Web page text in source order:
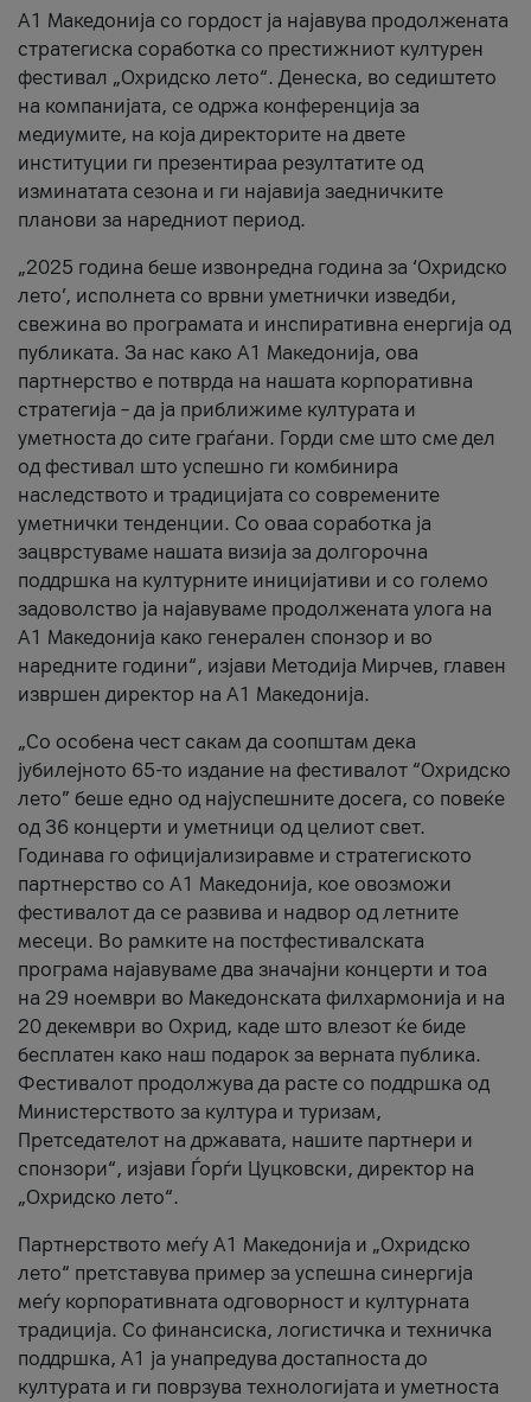
A1 Македонија со гордост ја најавува продолжената
стратегиска соработка со престижниот културен
фестивал „Охридско лето“. Денеска, во седиштето
на компанијата, се одржа конференција за
медиумите, на која директорите на двете
институции ги презентираа резултатите од
изминатата сезона и ги најавија заедничките
планови за наредниот период.
„2025 година беше извонредна година за ‘Охридско
лето’, исполнета со врвни уметнички изведби,
свежина во програмата и инспиративна енергија од
публиката. За нас како A1 Македонија, ова
партнерство е потврда на нашата корпоративна
стратегија – да ја приближиме културата и
уметноста до сите граѓани. Горди сме што сме дел
од фестивал што успешно ги комбинира
наследството и традицијата со современите
уметнички тенденции. Со оваа соработка ја
зацврстуваме нашата визија за долгорочна
поддршка на културните иницијативи и со големо
задоволство ја најавуваме продолжената улога на
A1 Македонија како генерален спонзор и во
наредните години“, изјави Методија Мирчев, главен
извршен директор на A1 Македонија.
„Со особена чест сакам да соопштам дека
јубилејното 65-то издание на фестивалот “Охридско
лето” беше едно од најуспешните досега, со повеќе
од 36 концерти и уметници од целиот свет.
Годинава го официјализиравме и стратегиското
партнерство со А1 Македонија, кое овозможи
фестивалот да се развива и надвор од летните
месеци. Во рамките на постфестивалската
програма најавуваме два значајни концерти и тоа
на 29 ноември во Македонската филхармонија и на
20 декември во Охрид, каде што влезот ќе биде
бесплатен како наш подарок за верната публика.
Фестивалот продолжува да расте со поддршка од
Министерството за култура и туризам,
Претседателот на државата, нашите партнери и
спонзори“, изјави Ѓорѓи Цуцковски, директор на
„Охридско лето“.
Партнерството меѓу A1 Македонија и „Охридско
лето“ претставува пример за успешна синергија
меѓу корпоративната одговорност и културната
традиција. Со финансиска, логистичка и техничка
поддршка, A1 ја унапредува достапноста до
културата и ги поврзува технологијата и уметноста